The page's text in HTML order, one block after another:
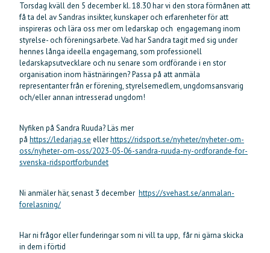
Torsdag kväll den 5 december kl. 18.30 har vi den stora förmånen att
få ta del av Sandras insikter, kunskaper och erfarenheter för att
inspireras och lära oss mer om ledarskap och engagemang inom
styrelse- och föreningsarbete. Vad har Sandra tagit med sig under
hennes långa ideella engagemang, som professionell
ledarskapsutvecklare och nu senare som ordförande i en stor
organisation inom hästnäringen? Passa på att anmäla
representanter från er förening, styrelsemedlem, ungdomsansvarig
och/eller annan intresserad ungdom!
Nyfiken på Sandra Ruuda? Läs mer
på https://ledarjag.se ellerhttps://ridsport.se/nyheter/nyheter-om-
oss/nyheter-om-oss/2023-05-06-sandra-ruuda-ny-ordforande-for-
svenska-ridsportforbundet
Ni anmäler här, senast 3 december https://svehast.se/anmalan-
forelasning/
Har ni frågor eller funderingar som ni vill ta upp, får ni gärna skicka
in dem i förtid